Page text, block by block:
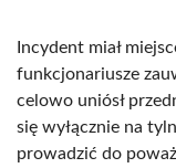
Incydent miał
funkcjonariusze
celowo uniósł
się wyłącznie na
prowadzić do